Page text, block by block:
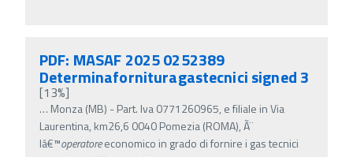
PDF: MASAF 2025 0252389
Determinafornituragastecnici signed 3
[13%]
… Monza (MB) - Part. Iva 0771260965, e filiale in Via
Laurentina, km26,6 0040 Pomezia (ROMA), Ã¨
lâ€™operatoreeconomico in grado di fornire i gas tecnici